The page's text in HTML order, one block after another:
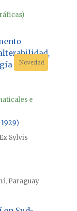
Novedad
e
Sylvis
Paraguay